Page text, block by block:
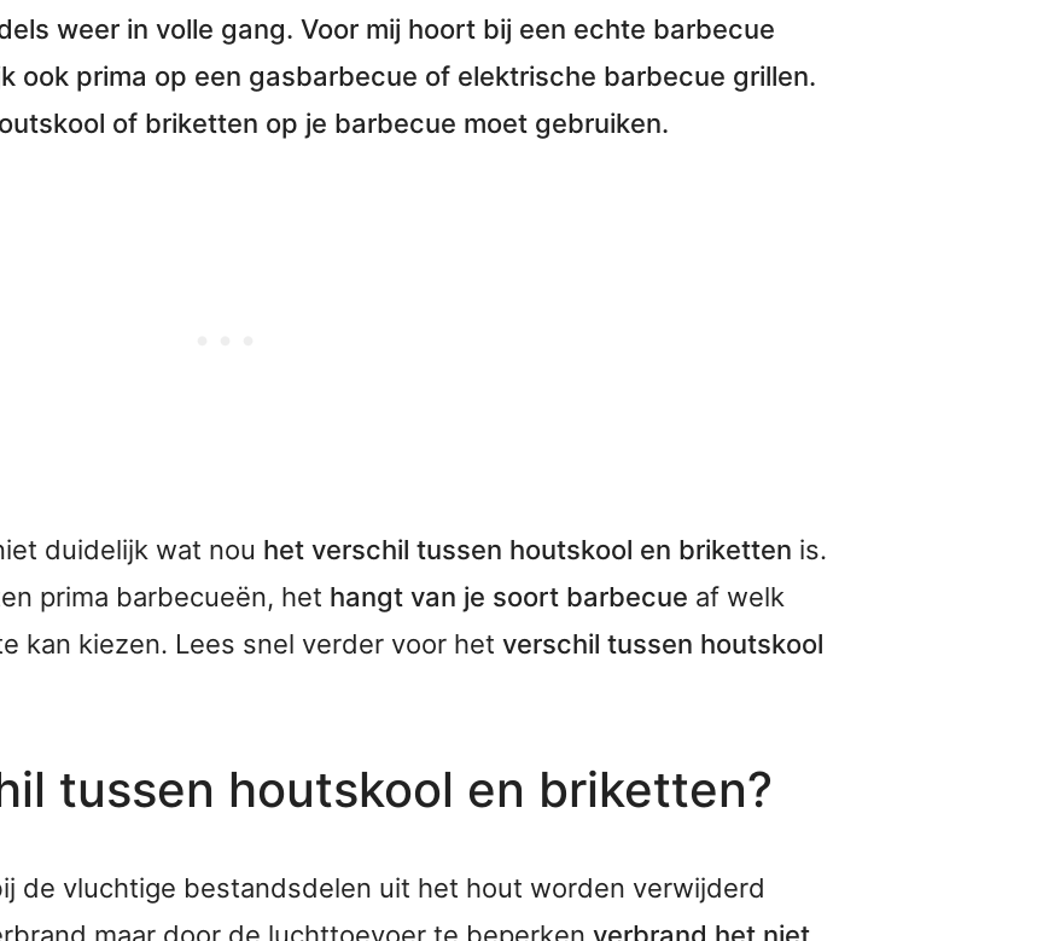
weer in volle gang. Voor mij hoort bij een echte barbecue
ook prima op een gasbarbecue of elektrische barbecue grillen.
of briketten op je barbecue moet gebruiken.
duidelijk wat nou het verschil tussen houtskool en briketten is.
prima barbecueën, het hangt van je soort barbecue af welk
kan kiezen. Lees snel verder voor het verschil tussen houtskool
tussen houtskool en briketten?
de vluchtige bestandsdelen uit het hout worden verwijderd